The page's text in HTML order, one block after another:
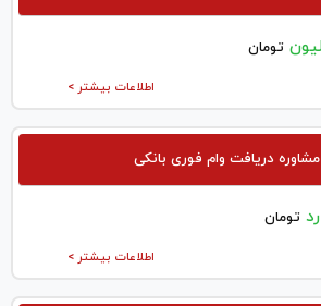
تومان
اطلاعات بیشتر >
مشاوره دریافت وام فوری بانکی
تومان
اطلاعات بیشتر >